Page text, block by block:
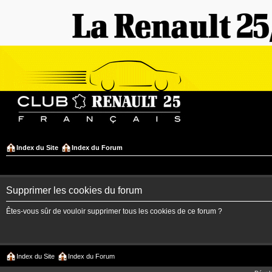
Index du Site Index du Forum
Supprimer les cookies du forum
Êtes-vous sûr de vouloir supprimer tous les cookies de ce forum ?
Index du Site Index du Forum